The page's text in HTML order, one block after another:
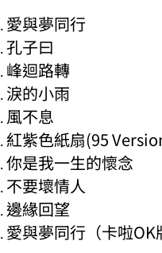
愛與夢同行
孔子曰
峰迴路轉
淚的小雨
風不息
紅紫色紙扇(95
你是我一生的懷念
不要壞情人
邊緣回望
愛與夢同行（卡啦OK